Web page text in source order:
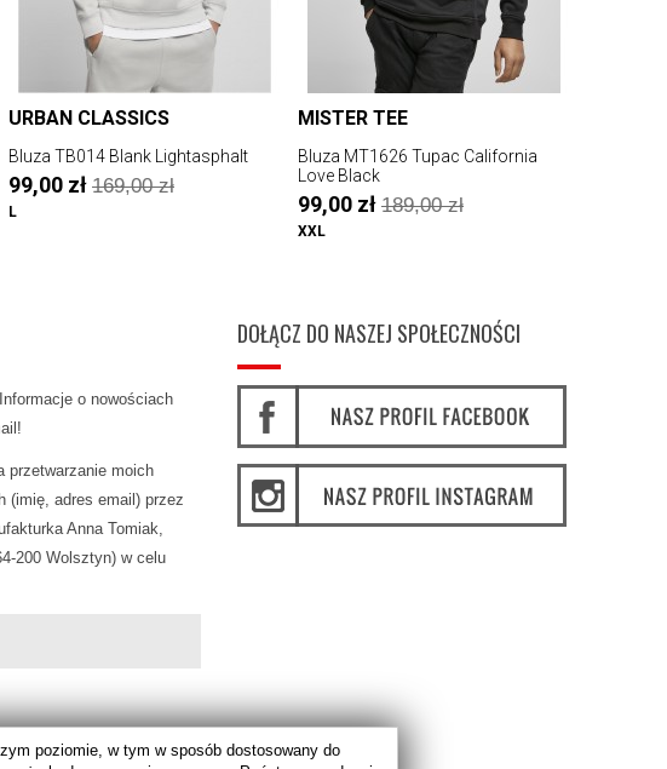
URBAN CLASSICS
Bluza TB014 Blank Lightasphalt
99,00 zł 169,00 zł
L
MISTER TEE
Bluza MT1626 Tupac California
Love Black
99,00 zł 189,00 zł
XXL
o nowościach
przetwarzanie moich
(imię, adres email) przez
Anna Tomiak,
200 Wolsztyn) w celu
DOŁĄCZ DO NASZEJ SPOŁECZNOŚCI
poziomie, w tym w sposób dostosowany do